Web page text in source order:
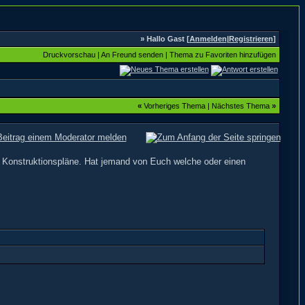
» Hallo Gast [Anmelden|Registrieren]
Druckvorschau| An Freund senden| Thema zu Favoriten hinzufügen
« Vorheriges Thema| Nächstes Thema »
Hat jemand von Euch welche oder einen